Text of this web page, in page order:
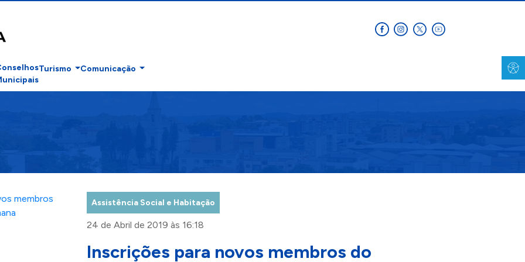
Turismo Comunicação
Assistência Social e Habitação
24 de Abril de 2019 às 16:18
Inscrições para novos membros do